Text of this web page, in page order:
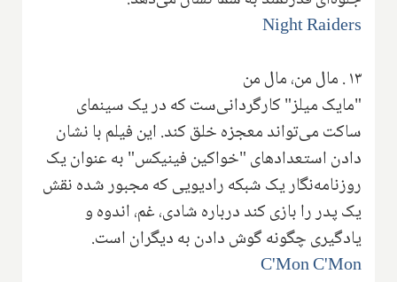
Night Raiders
۱۳ . مال من، مال من
"مایک میلز" کارگردانی‌ست که در یک سینمای
ساکت می‌تواند معجزه خلق کند. این فیلم با نشان
دادن استعدادهای "خواکین فینیکس" به عنوان یک
روزنامه‌نگار یک شبکه رادیویی که مجبور شده نقش
یک پدر را بازی کند درباره شادی، غم، اندوه و
یادگیری چگونه گوش دادن به دیگران است.
C'Mon C'Mon